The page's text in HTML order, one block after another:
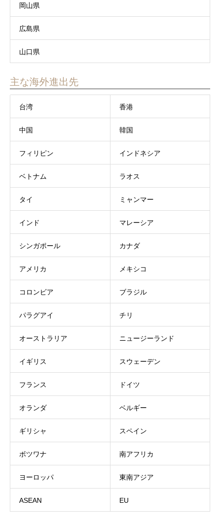
岡山県
広島県
山口県
主な海外進出先
台湾 香港
中国 韓国
フィリピン インドネシア
ベトナム ラオス
タイ ミャンマー
インド マレーシア
シンガポール カナダ
アメリカ メキシコ
コロンビア ブラジル
パラグアイ チリ
オーストラリア ニュージーランド
イギリス スウェーデン
フランス ドイツ
オランダ ベルギー
ギリシャ スペイン
ボツワナ 南アフリカ
ヨーロッパ 東南アジア
ASEAN EU